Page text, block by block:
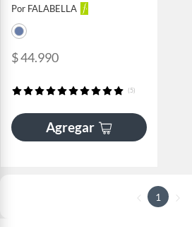
Por FALABELLA
$ 44.990
(5)
Agregar
1